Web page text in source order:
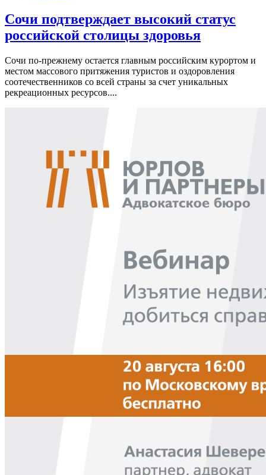
Сочи подтверждает высокий статус
российской столицы здоровья
Сочи по-прежнему остается главным российским курортом и
местом массового притяжения туристов и оздоровления
соотечественников со всей страны за счет уникальных
рекреационных ресурсов....